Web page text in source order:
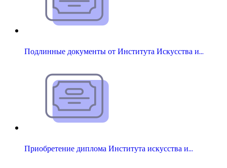
Подлинные документы от Института Искусства и…
Приобретение диплома Института искусства и…